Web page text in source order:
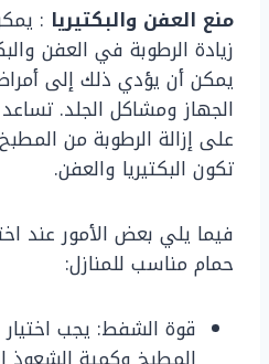
منع العفن والبكتيريا :
زيادة الرطوبة في العفن
يمكن أن يؤدي ذلك إلى
الجهاز ومشاكل الجلد.
على إزالة الرطوبة من
تكون البكتيريا والعفن.
فيما يلي بعض الأمور عند
حمام مناسب للمنازل:
قوة الشفط: يجب